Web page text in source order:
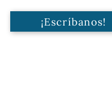
¡Escríbanos!